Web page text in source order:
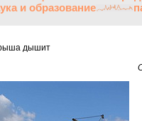
и образование
дышит